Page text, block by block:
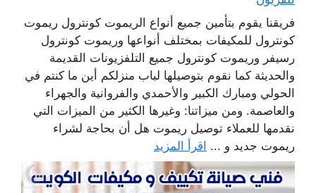
فريقنا يقوم بتأمين جميع أنواع الريموت كونترول ريموت
كونترول للمكيفات بمختلف أنواعها وريموت كونترول
رسيفر وريموت كونترول جميع التلفزيونات القديمة
والحديثة كما نقوم بتوصيلها لباب منزلكم أين ما كنتم في
الحولي ومبارك الكبير والأحمدي والفروانية والجهراء
والعاصمة. ومن ميزاتنا: وغيرها الكثير من الميزات التي
نقدمها للعملاء توصيل ريموت هل أن بحاجة لشراء
ريموت جديد و ... اقرأ المزيد